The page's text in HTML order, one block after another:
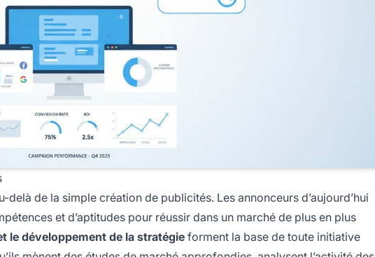
delà de la simple création de publicités. Les annonceurs d’aujourd’hui
et d’aptitudes pour réussir dans un marché de plus en plus
le développement de la stratégie forment la base de toute initiative